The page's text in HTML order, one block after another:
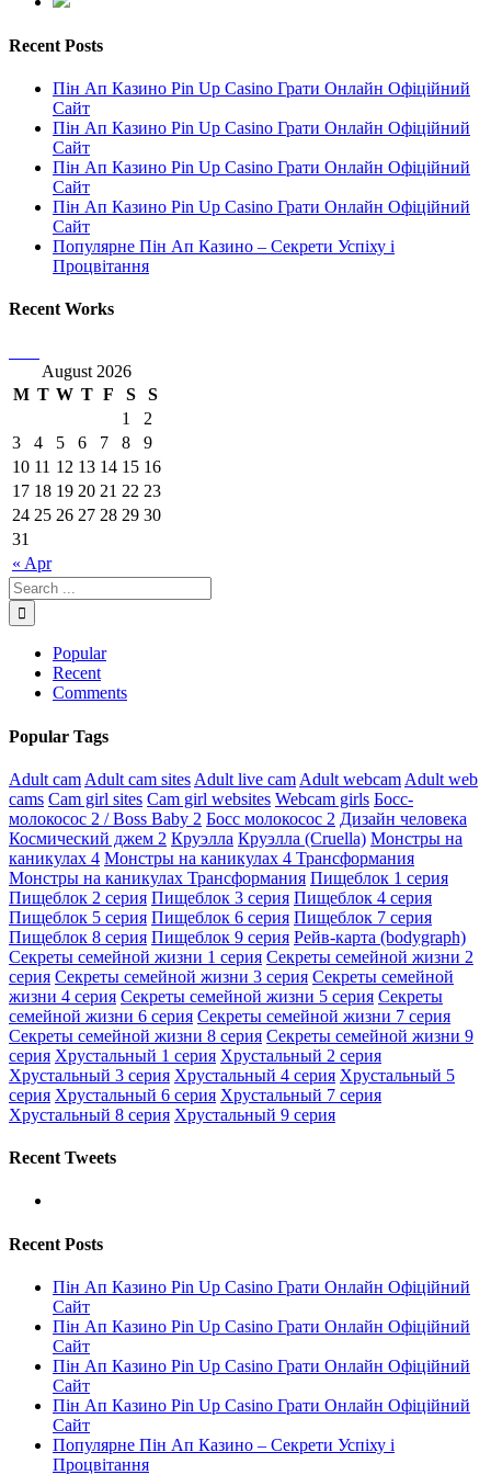
Recent Posts
Пін Ап Казино Pin Up Casino Грати Онлайн Офіційний
Сайт
Пін Ап Казино Pin Up Casino Грати Онлайн Офіційний
Сайт
Пін Ап Казино Pin Up Casino Грати Онлайн Офіційний
Сайт
Пін Ап Казино Pin Up Casino Грати Онлайн Офіційний
Сайт
Популярне Пін Ап Казино – Секрети Успіху і
Процвітання
Recent Works
August 2026
M T W T F S S
« Apr
1
2
3
4 5 6 7 8
9
10 11 12 13 14 15 16
17 18 19 20 21 22 23
24 25 26 27 28 29 30
31
Popular
Recent
Comments
Popular Tags
Adult cam Adult cam sites Adult live cam Adult webcam Adult web
cams Cam girl sites Cam girl websites Webcam girls Босс-
молокосос 2 / Boss Baby 2 Босс молокосос 2 Дизайн человека
Космический джем 2 Круэлла Круэлла (Cruella) Монстры на
каникулах 4 Монстры на каникулах 4 Трансформания
Монстры на каникулах Трансформания Пищеблок 1 серия
Пищеблок 2 серия Пищеблок 3 серия Пищеблок 4 серия
Пищеблок 5 серия Пищеблок 6 серия Пищеблок 7 серия
Пищеблок 8 серия Пищеблок 9 серия Рейв-карта (bodygraph)
Секреты семейной жизни 1 серия Секреты семейной жизни 2
серия Секреты семейной жизни 3 серия Секреты семейной
жизни 4 серия Секреты семейной жизни 5 серия Секреты
семейной жизни 6 серия Секреты семейной жизни 7 серия
Секреты семейной жизни 8 серия Секреты семейной жизни 9
серия Хрустальный 1 серия Хрустальный 2 серия
Хрустальный 3 серия Хрустальный 4 серия Хрустальный 5
серия Хрустальный 6 серия Хрустальный 7 серия
Хрустальный 8 серия Хрустальный 9 серия
Recent Tweets
Recent Posts
Пін Ап Казино Pin Up Casino Грати Онлайн Офіційний
Сайт
Пін Ап Казино Pin Up Casino Грати Онлайн Офіційний
Сайт
Пін Ап Казино Pin Up Casino Грати Онлайн Офіційний
Сайт
Пін Ап Казино Pin Up Casino Грати Онлайн Офіційний
Сайт
Популярне Пін Ап Казино – Секрети Успіху і
Процвітання